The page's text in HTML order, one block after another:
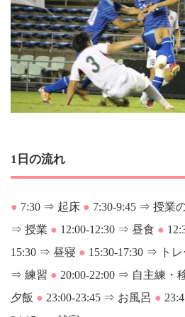
1日の流れ
● 7:30 ⇒ 起床 ● 7:30-9:45 ⇒ 授業
⇒ 授業 ● 12:00-12:30 ⇒ 昼食 ●
15:30 ⇒ 昼寝 ● 15:30-17:30 ⇒ ト
⇒ 練習 ● 20:00-22:00 ⇒ 自主練・
夕飯 ● 23:00-23:45 ⇒ お風呂 ●